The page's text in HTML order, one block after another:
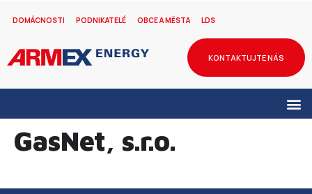
DOMÁCNOSTI PODNIKATELÉ OBCE A MĚSTA LDS
KONTAKTUJTE NÁS
GasNet, s.r.o.